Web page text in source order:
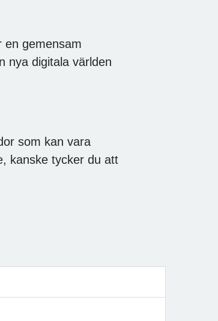
en gemensam
nya digitala världen
som kan vara
kanske tycker du att